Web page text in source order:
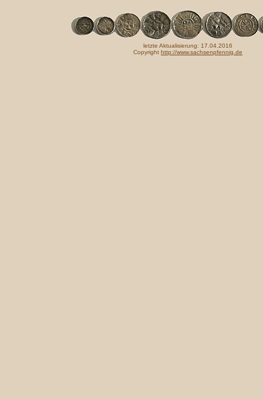
letzte Aktualisierung: 17.04.2016
Copyright http://www.sachsenpfennig.de